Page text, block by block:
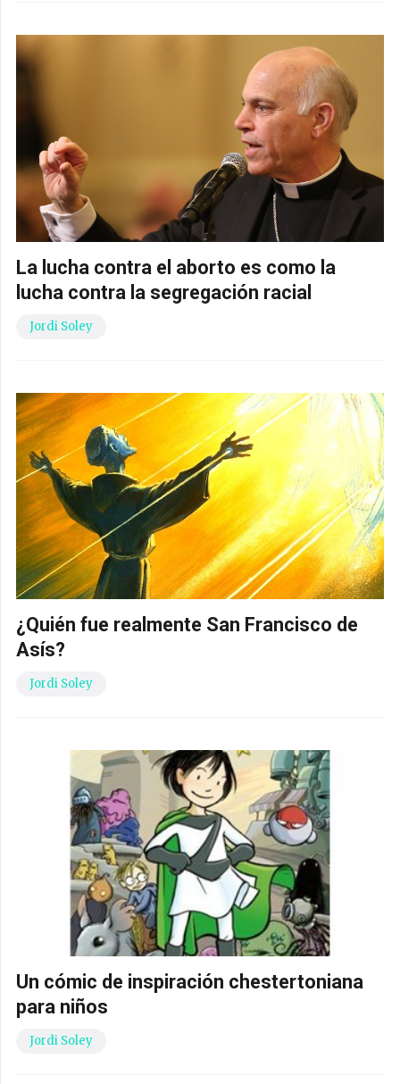
La lucha contra el aborto es como la
lucha contra la segregación racial
Jordi Soley
¿Quién fue realmente San Francisco de
Asís?
Jordi Soley
Un cómic de inspiración chestertoniana
para niños
Jordi Soley